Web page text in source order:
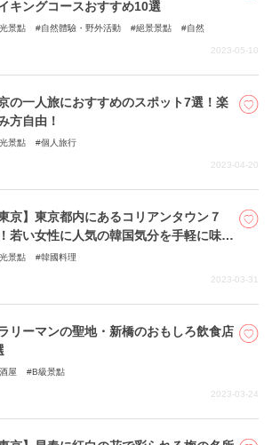
キングコースおすすめ10選
景點 自然體驗・野外活動 絕景景點 自然
2023-05-10
の一人旅におすすめのスポット7選！楽
方自由！
景點 個人旅行
2023-04-20
東京】東京都内にあるコリアンタウン７
若い女性に人気の韓国気分を手軽に味わ
景點 韓國料理
2023-03-31
リーマンの聖地・新橋のおもしろ飲食店
屋 B級景點
2023-03-24